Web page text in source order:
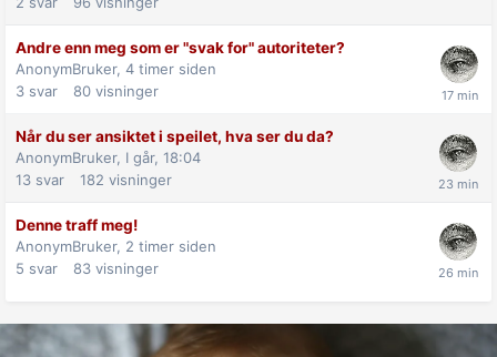
Andre enn meg som er "svak for" autoriteter?
AnonymBruker, 4 timer siden
3 svar 80 visninger
Når du ser ansiktet i speilet, hva ser du da?
AnonymBruker, I går, 18:04
13 svar 182 visninger
Denne traff meg!
AnonymBruker, 2 timer siden
5 svar 83 visninger